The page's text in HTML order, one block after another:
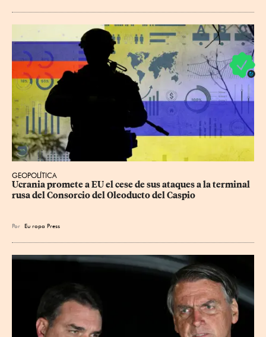
GEOPOLÍTICA
Ucrania promete a EU el cese de sus ataques a la terminal
rusa del Consorcio del Oleoducto del Caspio
Por Eu ropa Press